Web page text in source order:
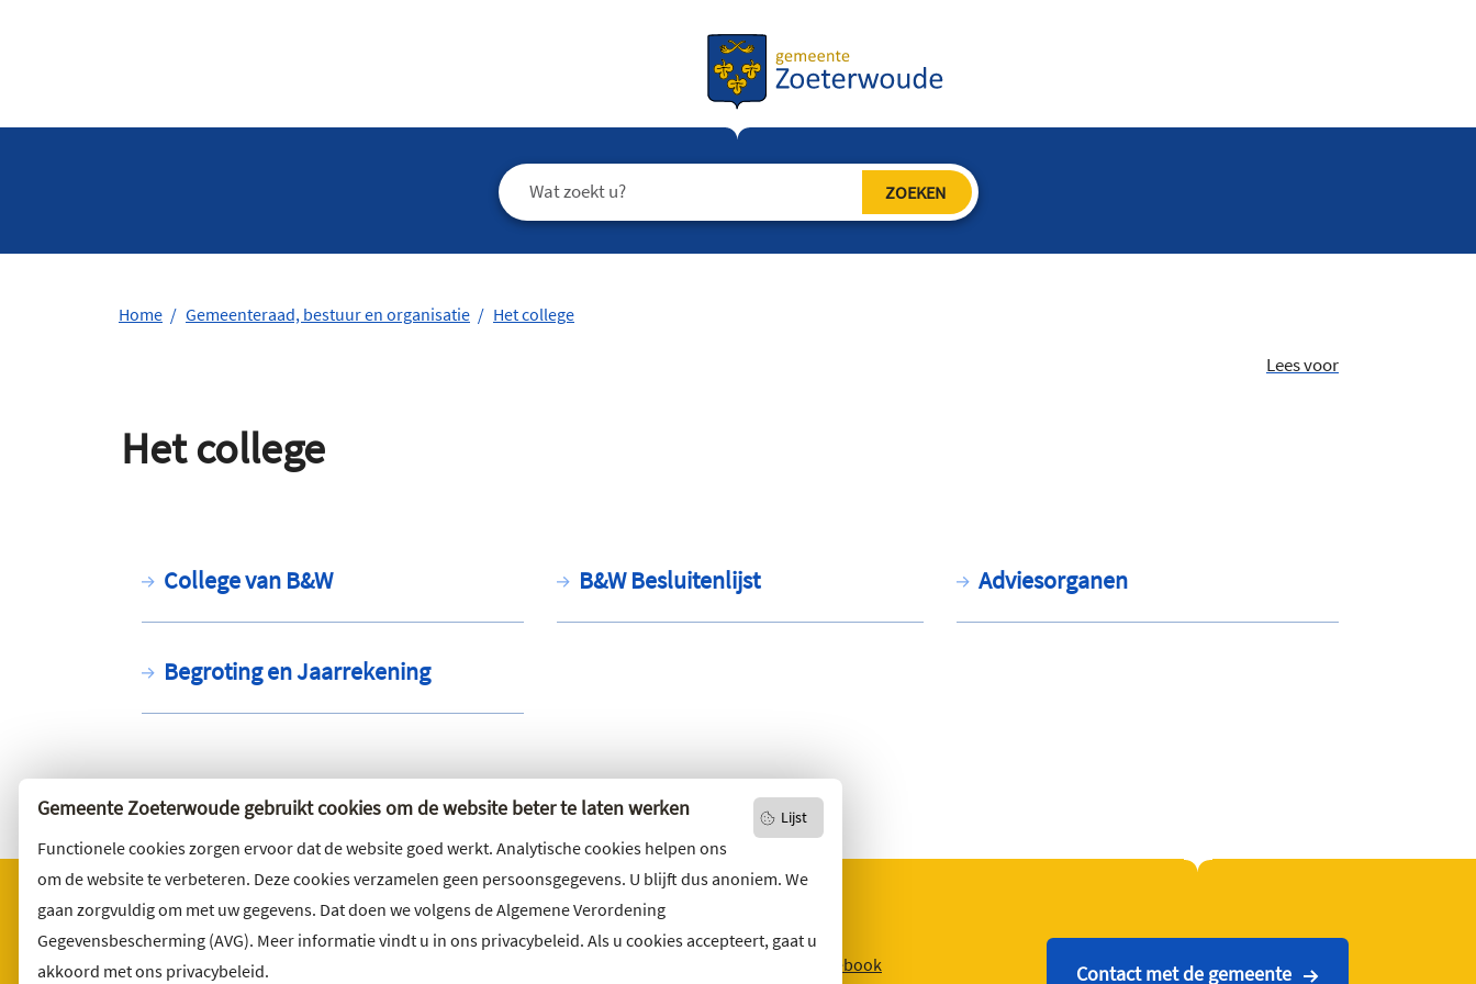
Lijst
Gemeente Zoeterwoude gebruikt cookies om de website beter te laten werken
Functionele cookies zorgen ervoor dat de website goed werkt. Analytische cookies helpen ons
om de website te verbeteren. Deze cookies verzamelen geen persoonsgegevens. U blijft dus anoniem. We
gaan zorgvuldig om met uw gegevens. Dat doen we volgens de Algemene Verordening
Gegevensbescherming (AVG). Meer informatie vindt u in ons privacybeleid. Als u cookies accepteert, gaat u
akkoord met ons privacybeleid.
Home Gemeenteraad, bestuur en organisatie Het college
Lees voor
Het college
College van B&W B&W Besluitenlijst Adviesorganen
Begroting en Jaarrekening
Bezoekadres Wilt u niets missen? Facebook Contact met de gemeente